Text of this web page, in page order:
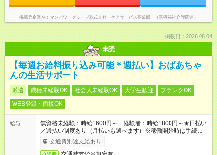
掲載元企業名 マンパワーグループ株式会社 ケアサービス事業部 （医療福祉介護関連）
掲載日：2026.08.04
未読
【毎週お給料振り込み可能＊週払い】おばあちゃ
んの生活サポート
派遣 職種未経験OK 社会人未経験OK 大学生歓迎
ブランクOK
WEB登録・面接OK
給与
無資格未経験：時給1600円～ 経験者：時給1800円～★日払い
／週払い制度あり（月払いも選べます）※稼働開始時は手続き完
了次第のお支払いとなります。
交通費別途支給あり